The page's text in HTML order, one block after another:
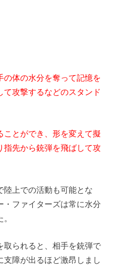
の体の水分を奪って記憶を
攻撃するなどのスタンド
ことができ、形を変えて擬
指先から銃弾を飛ばして攻
陸上での活動も可能とな
・ファイターズは常に水分
取られると、相手を銃弾で
障が出るほど激昂しまし